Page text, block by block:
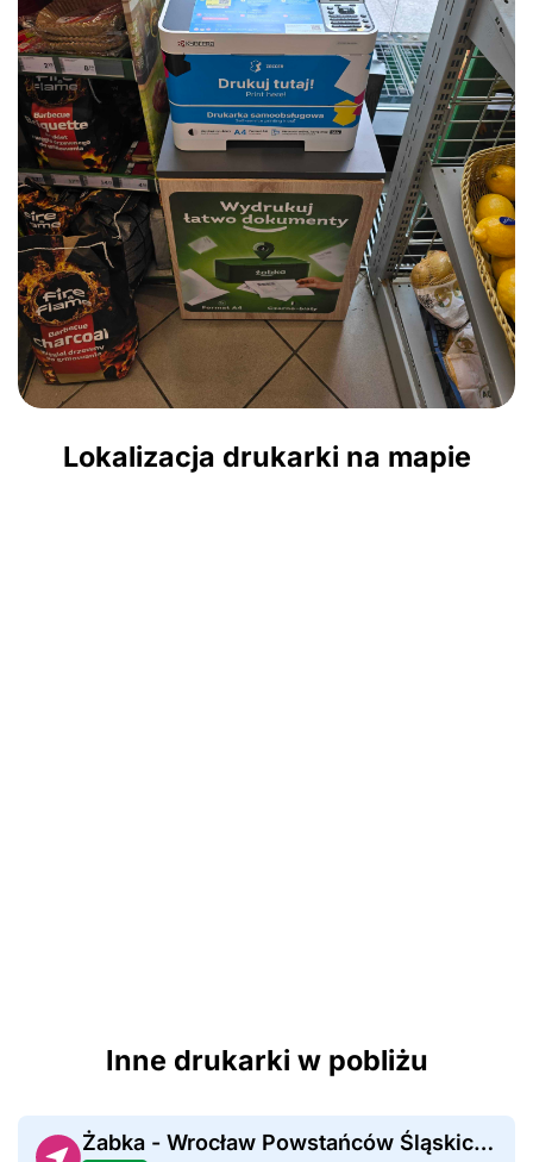
Lokalizacja drukarki na mapie
Inne drukarki w pobliżu
Żabka - Wrocław Powstańców Śląskich 108